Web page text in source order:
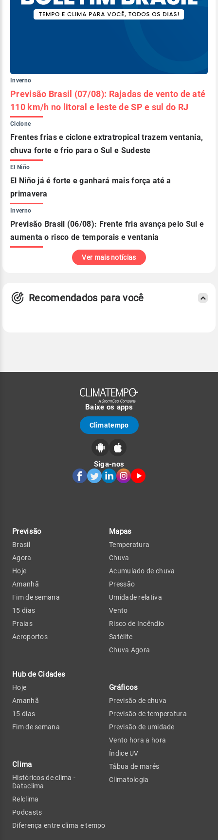
Inverno
Previsão Brasil (07/08): Rajadas de vento de até
110 km/h no litoral e leste de SP e sul do RJ
Ciclone
Frentes frias e ciclone extratropical trazem ventania,
chuva forte e frio para o Sul e Sudeste
El Niño
El Niño já é forte e ganhará mais força até a
primavera
Inverno
Previsão Brasil (06/08): Frente fria avança pelo Sul e
aumenta o risco de temporais e ventania
Ver mais notícias
Recomendados para você
Baixe os apps
Climatempo
Siga-nos
Previsão
Brasil
Agora
Hoje
Amanhã
Fim de semana
15 dias
Praias
Aeroportos
Hub de Cidades
Hoje
Amanhã
15 dias
Fim de semana
Clima
Históricos de clima -
Dataclima
Relclima
Podcasts
Diferença entre clima e tempo
Mapas
Temperatura
Chuva
Acumulado de chuva
Pressão
Umidade relativa
Vento
Risco de Incêndio
Satélite
Chuva Agora
Gráficos
Previsão de chuva
Previsão de temperatura
Previsão de umidade
Vento hora a hora
Índice UV
Tábua de marés
Climatologia